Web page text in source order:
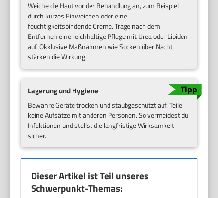
Weiche die Haut vor der Behandlung an, zum Beispiel
durch kurzes Einweichen oder eine
feuchtigkeitsbindende Creme. Trage nach dem
Entfernen eine reichhaltige Pflege mit Urea oder Lipiden
auf. Okklusive Maßnahmen wie Socken über Nacht
stärken die Wirkung.
Lagerung und Hygiene
Bewahre Geräte trocken und staubgeschützt auf. Teile
keine Aufsätze mit anderen Personen. So vermeidest du
Infektionen und stellst die langfristige Wirksamkeit
sicher.
Dieser Artikel ist Teil unseres
Schwerpunkt-Themas: